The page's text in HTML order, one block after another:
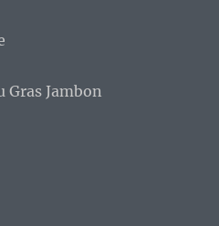
Gras Jambon